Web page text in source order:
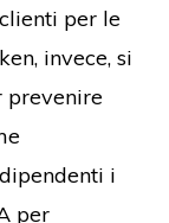
per le
invece, si
prevenire
i
per